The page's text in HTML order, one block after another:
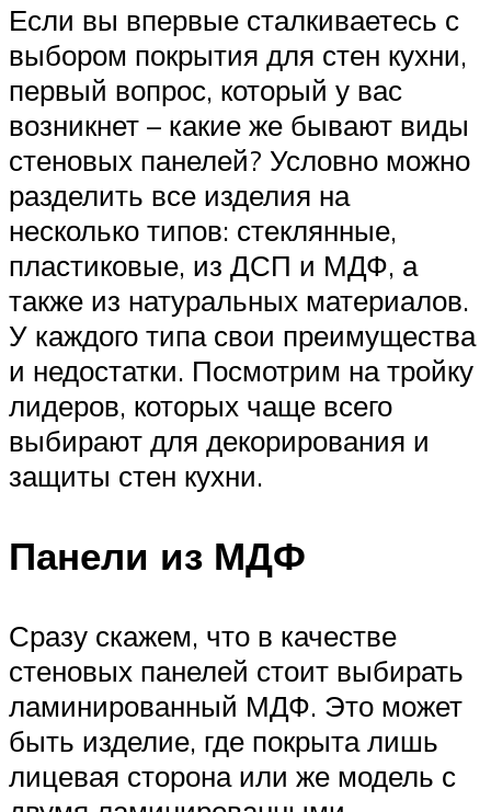
Если вы впервые сталкиваетесь с
выбором покрытия для стен кухни,
первый вопрос, который у вас
возникнет – какие же бывают виды
стеновых панелей? Условно можно
разделить все изделия на
несколько типов: стеклянные,
пластиковые, из ДСП и МДФ, а
также из натуральных материалов.
У каждого типа свои преимущества
и недостатки. Посмотрим на тройку
лидеров, которых чаще всего
выбирают для декорирования и
защиты стен кухни.
Панели из МДФ
Сразу скажем, что в качестве
стеновых панелей стоит выбирать
ламинированный МДФ. Это может
быть изделие, где покрыта лишь
лицевая сторона или же модель с